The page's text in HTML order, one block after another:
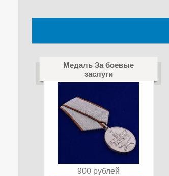
Медаль За боевые
заслуги
900 рублей